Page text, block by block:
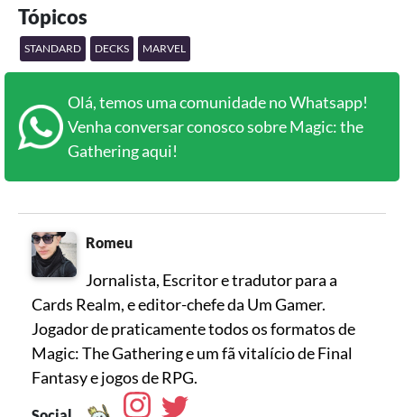
Tópicos
STANDARD DECKS MARVEL
Olá, temos uma comunidade no Whatsapp!
Venha conversar conosco sobre Magic: the
Gathering aqui!
Romeu
Jornalista, Escritor e tradutor para a
Cards Realm, e editor-chefe da Um Gamer.
Jogador de praticamente todos os formatos de
Magic: The Gathering e um fã vitalício de Final